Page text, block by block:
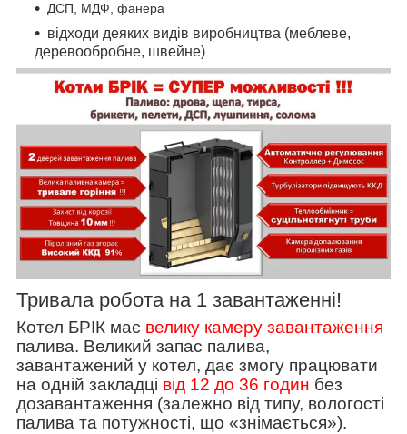
ДСП, МДФ, фанера
відходи деяких видів виробництва (меблеве,
деревообробне, швейне)
Тривала робота на 1 завантаженні!
Котел БРІК має велику камеру завантаження
палива. Великий запас палива,
завантажений у котел, дає змогу працювати
на одній закладці від 12 до 36 годин без
дозавантаження (залежно від типу, вологості
палива та потужності, що «знімається»).